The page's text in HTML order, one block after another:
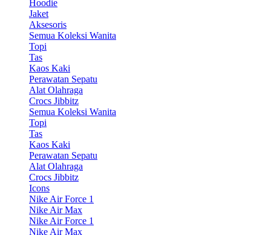
Hoodie
Jaket
Aksesoris
Semua Koleksi Wanita
Topi
Tas
Kaos Kaki
Perawatan Sepatu
Alat Olahraga
Crocs Jibbitz
Semua Koleksi Wanita
Topi
Tas
Kaos Kaki
Perawatan Sepatu
Alat Olahraga
Crocs Jibbitz
Icons
Nike Air Force 1
Nike Air Max
Nike Air Force 1
Nike Air Max